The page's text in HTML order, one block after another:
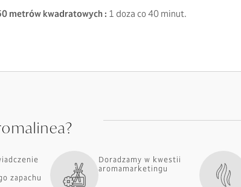
metrów kwadratowych : 1 doza co 40 minut.
zapachu
Doradzamy w kwestii
aromamarketingu